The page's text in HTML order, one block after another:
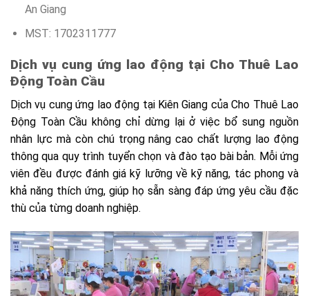
An Giang
MST: 1702311777
Dịch vụ cung ứng lao động tại Cho Thuê Lao
Động Toàn Cầu
Dịch vụ cung ứng lao động tại Kiên Giang của Cho Thuê Lao
Động Toàn Cầu không chỉ dừng lại ở việc bổ sung nguồn
nhân lực mà còn chú trọng nâng cao chất lượng lao động
thông qua quy trình tuyển chọn và đào tạo bài bản. Mỗi ứng
viên đều được đánh giá kỹ lưỡng về kỹ năng, tác phong và
khả năng thích ứng, giúp họ sẵn sàng đáp ứng yêu cầu đặc
thù của từng doanh nghiệp.